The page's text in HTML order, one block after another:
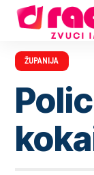
ŽUPANIJA